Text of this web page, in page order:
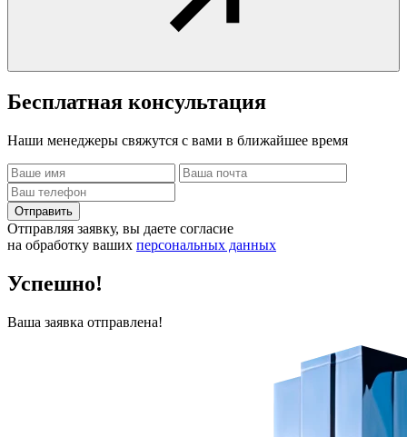
Бесплатная консультация
Наши менеджеры свяжутся с вами в ближайшее время
Отправить
Отправляя заявку, вы даете согласие
на обработку ваших персональных данных
Успешно!
Ваша заявка отправлена!